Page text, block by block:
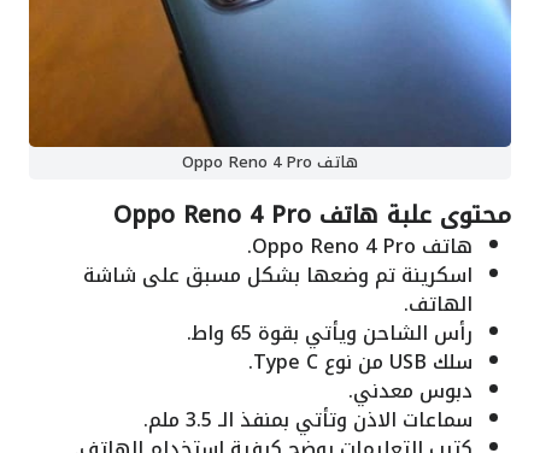
هاتف Oppo Reno 4 Pro
محتوى علبة هاتف Oppo Reno 4 Pro
هاتف Oppo Reno 4 Pro.
اسكرينة تم وضعها بشكل مسبق على شاشة
الهاتف.
رأس الشاحن ويأتي بقوة 65 واط.
سلك USB من نوع Type C.
دبوس معدني.
سماعات الاذن وتأتي بمنفذ الـ 3.5 ملم.